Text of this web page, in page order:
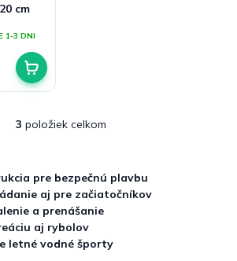
cm
1-3 DNI
O
á
d
a
c
i
e
3 položiek celkom
pre bezpečnú plavbu
aj pre začiatočníkov
a prenášanie
aj rybolov
letné vodné športy